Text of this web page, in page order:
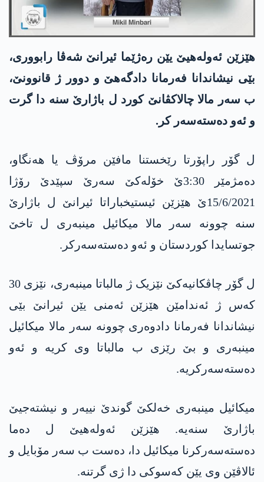
هێزێن ئەولەهیێ یێن رەژێما ئیرانێ شەڤا رابووری،
بێی نیشاندانا فەرمانا دادگەهێ و دوور ژ قانوونێ،
ب سەر مالا چالاکڤانێ کورد ل باژارێ سنە دا گرت
و ئەو دەستەسەر کر.
ل گۆر راپۆرتا رێخستنا مافێن مرۆڤ یا هەنگاو،
دەمژمێر 3:30ێ خۆلەکێ سەرێ سپێدێ رۆژا
15/6/2021ێ هێزێن ئیستیخباراتا ئیرانێ ل باژارێ
سنە چوونە سەر مالا میکائیل مینبەری ل تاخێ
جوتسایدا کوردستان و ئەو دەستەسەرکر.
ل گۆر چاڤکانیەکێ نێزیک ژ مالباتا مینبەری، نێزی 30
کەس ژ ئەندامێن هێزێن ئەمنی یێن ئیرانێ بێی
نیشاندانا فەرمانا دادوەری چوونە سەر مالا میکائیل
مینبەری و بێ رێزی ب مالباتا وی کریە و ئەو
دەستەسەرکریە.
میکائیل مینبەری خەلکێ گوندێ نییەر و نیشتەجیێ
باژارێ سنەیە. هێزێن ئەولەهیێ ل دەما
دەستەسەرکرنا میکائیل دا، دەست ب سەر مۆبایل و
ئالاڤێن وی یێن کەسوکی دا ژی گرتنە.